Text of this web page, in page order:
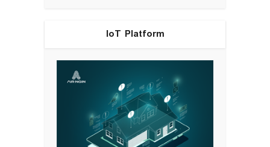
IoT Platform